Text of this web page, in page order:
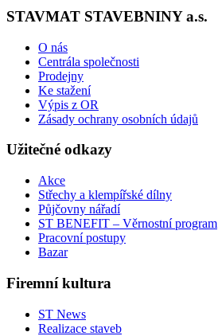
STAVMAT STAVEBNINY a.s.
O nás
Centrála společnosti
Prodejny
Ke stažení
Výpis z OR
Zásady ochrany osobních údajů
Užitečné odkazy
Akce
Střechy a klempířské dílny
Půjčovny nářadí
ST BENEFIT – Věrnostní program
Pracovní postupy
Bazar
Firemní kultura
ST News
Realizace staveb